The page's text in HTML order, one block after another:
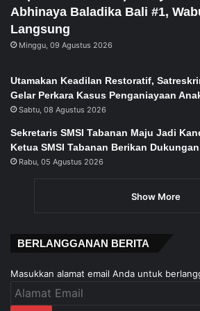
Abhinaya Baladika Bali #1,
Langsung
Minggu, 09 Agustus 2026
Utamakan Keadilan Restoratif,
Gelar Perkara Kasus Penganiayaan
Sabtu, 08 Agustus 2026
Sekretaris SMSI Tabanan Maju Jadi
Ketua SMSI Tabanan Berikan Dukungan
Rabu, 05 Agustus 2026
Show More
BERLANGGANAN BERITA
Masukkan alamat email Anda untuk
Alamat